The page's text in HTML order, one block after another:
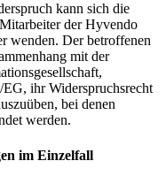
kann sich die
der Hyvendo
wenden. Der betroffenen
mit der
ihr Widerspruchsrecht
bei denen
werden.
im Einzelfall